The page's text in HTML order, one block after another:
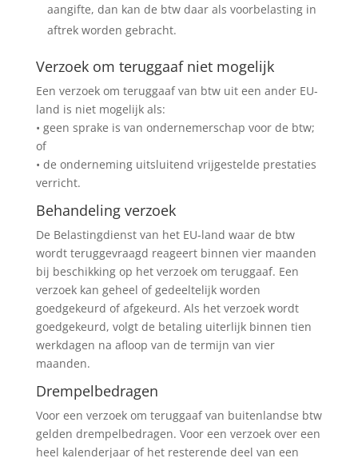
aangifte, dan kan de btw daar als voorbelasting in
aftrek worden gebracht.
Verzoek om teruggaaf niet mogelijk
Een verzoek om teruggaaf van btw uit een ander EU-
land is niet mogelijk als:
• geen sprake is van ondernemerschap voor de btw;
of
• de onderneming uitsluitend vrijgestelde prestaties
verricht.
Behandeling verzoek
De Belastingdienst van het EU-land waar de btw
wordt teruggevraagd reageert binnen vier maanden
bij beschikking op het verzoek om teruggaaf. Een
verzoek kan geheel of gedeeltelijk worden
goedgekeurd of afgekeurd. Als het verzoek wordt
goedgekeurd, volgt de betaling uiterlijk binnen tien
werkdagen na afloop van de termijn van vier
maanden.
Drempelbedragen
Voor een verzoek om teruggaaf van buitenlandse btw
gelden drempelbedragen. Voor een verzoek over een
heel kalenderjaar of het resterende deel van een